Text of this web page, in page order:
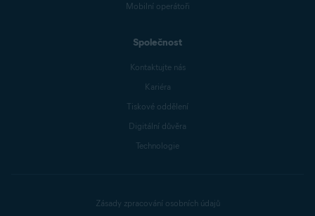
Mobilní operátoři
Společnost
Kontaktujte nás
Kariéra
Tiskové oddělení
Digitální důvěra
Technologie
Zásady zpracování osobních údajů